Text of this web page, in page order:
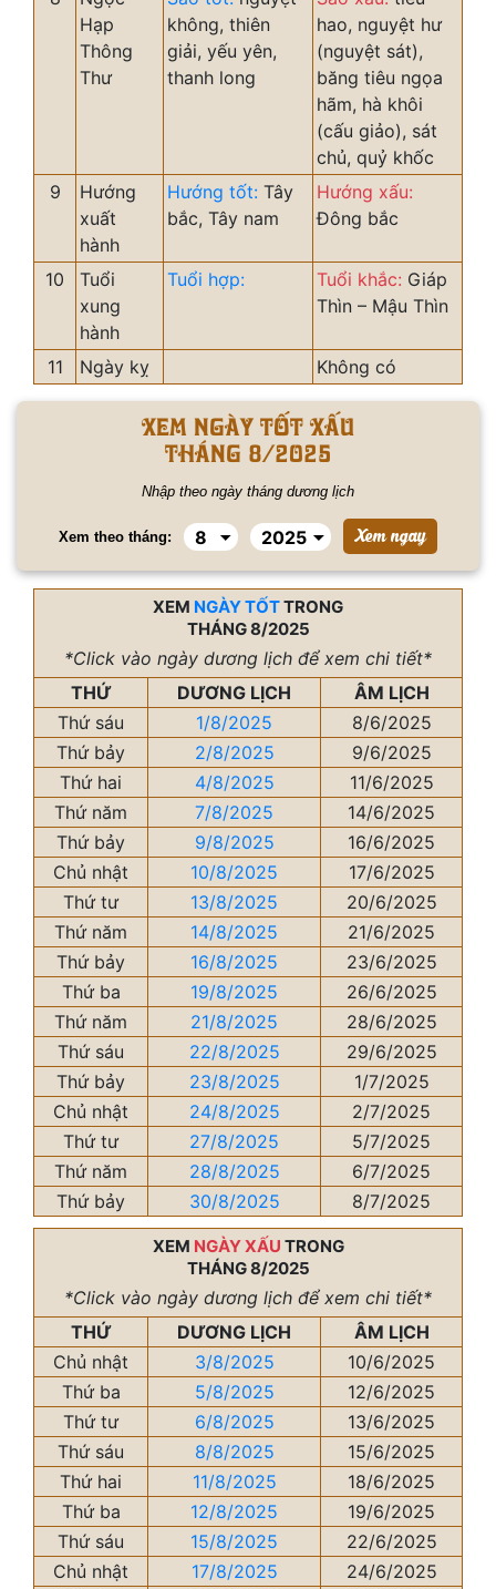
Hạp
Thông
Thư
không, thiên
giải, yếu yên,
thanh long
hao, nguyệt hư
(nguyệt sát),
băng tiêu ngọa
hãm, hà khôi
(cấu giảo), sát
chủ, quỷ khốc
9
Hướng
xuất
hành
Hướng tốt: Tây
bắc, Tây nam
Hướng xấu:
Đông bắc
10
Tuổi
xung
hành
Tuổi hợp: Tuổi khắc: Giáp
Thìn – Mậu Thìn
11 Ngày kỵ Không có
Xem ngày tốt xấu
tháng 8/2025
Nhập theo ngày tháng dương lịch
Xem theo tháng:
XEM NGÀY TỐTTRONG
THÁNG 8/2025
*Click vào ngày dương lịch để xem chi tiết*
THỨ
DƯƠNG LỊCH
ÂM LỊCH
Thứ sáu
1/8/2025
8/6/2025
Thứ bảy
2/8/2025
9/6/2025
Thứ hai
4/8/2025
11/6/2025
Thứ năm
7/8/2025
14/6/2025
Thứ bảy
9/8/2025
16/6/2025
Chủ nhật
10/8/2025
17/6/2025
Thứ tư
13/8/2025
20/6/2025
Thứ năm
14/8/2025
21/6/2025
Thứ bảy
16/8/2025
23/6/2025
Thứ ba
19/8/2025
26/6/2025
Thứ năm
21/8/2025
28/6/2025
Thứ sáu
22/8/2025
29/6/2025
Thứ bảy
23/8/2025
1/7/2025
Chủ nhật
24/8/2025
2/7/2025
Thứ tư
27/8/2025
5/7/2025
Thứ năm
28/8/2025
6/7/2025
Thứ bảy
30/8/2025 8/7/2025
XEM NGÀY XẤU TRONG
THÁNG 8/2025
*Click vào ngày dương lịch để xem chi tiết*
THỨ
DƯƠNG LỊCH
ÂM LỊCH
Chủ nhật
3/8/2025
10/6/2025
Thứ ba
5/8/2025
12/6/2025
Thứ tư
6/8/2025
13/6/2025
Thứ sáu
8/8/2025
15/6/2025
Thứ hai
11/8/2025
18/6/2025
Thứ ba
12/8/2025
19/6/2025
Thứ sáu
15/8/2025
22/6/2025
Chủ nhật
17/8/2025
24/6/2025